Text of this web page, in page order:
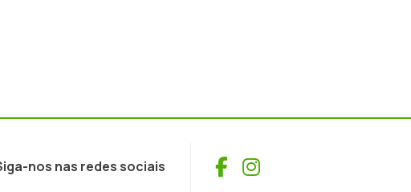
nos nas redes sociais Facebook
Instagram